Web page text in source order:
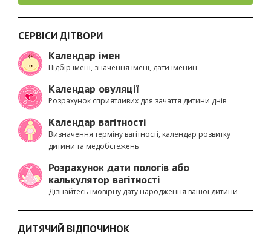
СЕРВІСИ ДІТВОРИ
Календар імен
Підбір імені, значення імені, дати іменин
Календар овуляції
Розрахунок сприятливих для зачаття дитини днів
Календар вагітності
Визначення терміну вагітності, календар розвитку
дитини та медобстежень
Розрахунок дати пологів або
калькулятор вагітності
Дізнайтесь імовірну дату народження вашої дитини
ДИТЯЧИЙ ВІДПОЧИНОК